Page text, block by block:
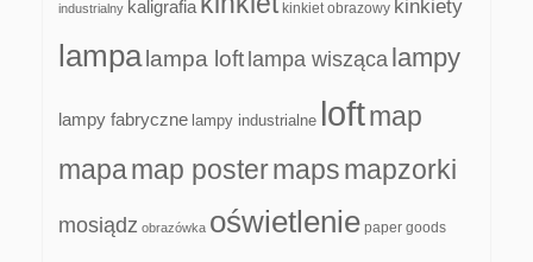
industrialny kaligrafia kinkiet obrazowy kinkiety
lampa lampa loft lampa wisząca lampy
lampy fabryczne lampy industrialne loftmap
mapamap postermapsmapzorki
mosiądz obrazówka oświetlenie paper goods